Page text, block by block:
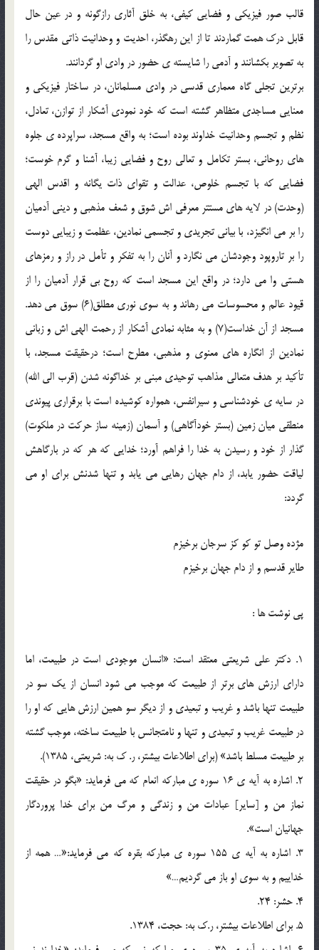
قالب صور فیزیکی و فضایی کیفی، به خلق آثاری رازگونه و در عین حال
قابل درک همت گماردند تا از این رهگذر، احدیت و وحدانیت ذاتی مقدس را
به تصویر بکشانند و آدمی را شایسته ی حضور در وادی او گردانند.
برترین تجلی گاه معماری قدسی در وادی مسلمانان، در ساختار فیزیکی و
معنایی مساجدی متظاهر گشته است که خود نمودی آشکار از توازن، تعادل،
نظم و تجسم وحدانیت خداوند بوده است؛ به واقع مسجد، سراپرده ی جلوه
های روحانی، بستر تکامل و تعالی روح و فضایی زیبا، آشنا و گرم خوست؛
فضایی که با تجسم خلوص، عدالت و تقوای ذات یگانه و اقدس الهی
(وحدت) در لایه های مستتر معرفی اش شوق و شعف مذهبی و دینی آدمیان
را بر می انگیزد، با بیانی تجریدی و تجسمی نمادین، عظمت و زیبایی دوست
را بر تاروپود وجودشان می نگارد و آنان را به تفکر و تأمل در راز و رمزهای
هستی وا می دارد؛ در واقع این مسجد است که روح بی قرار آدمیان را از
قیود عالم و محسوسات می رهاند و به سوی نوری مطلق(6) سوق می دهد.
مسجد از آن خداست(7) و به مثابه نمادی آشکار از رحمت الهی اش و زبانی
نمادین از انگاره های معنوی و مذهبی، مطرح است؛ درحقیقت مسجد، با
تأکید بر هدف متعالی مذاهب توحیدی مبنی بر خداگونه شدن (قرب الی الله)
در سایه ی خودشناسی و سیرانفس، همواره کوشیده است با برقراری پیوندی
منطقی میان زمین (بستر خودآگاهی) و آسمان (زمینه ساز حرکت در ملکوت)
گذار از خود و رسیدن به خدا را فراهم آورد؛ خدایی که هر که در بارگاهش
لیاقت حضور یابد، از دام جهان رهایی می یابد و تنها شدنش برای او می
گردد:
مژده وصل تو کو کز سرجان برخیزم
طایر قدسم و از دام جهان برخیزم
پی نوشت ها :
1. دکتر علی شریعتی معتقد است: «انسان موجودی است در طبیعت، اما
دارای ارزش های برتر از طبیعت که موجب می شود انسان از یک سو در
طبیعت تنها باشد و غریب و تبعیدی و از دیگر سو همین ارزش هایی که او را
در طبیعت غریب و تبعیدی و تنها و نامتجانس با طبیعت ساخته، موجب گشته
بر طبیعت مسلط باشد» (برای اطلاعات بیشتر، ر. ک به: شریعتی، 1385).
2. اشاره به آیه ی 16 سوره ی مبارکه انعام که می فرماید: «بگو در حقیقت
نماز من و [سایر] عبادات من و زندگی و مرگ من برای خدا پروردگار
جهانیان است».
3. اشاره به آیه ی 155 سوره ی مبارکه بقره که می فرماید:«… همه از
خداییم و به سوی او باز می گردیم…»
4. حشر: 24.
5. برای اطلاعات بیشتر، ر.ک به: حجت، 1384.